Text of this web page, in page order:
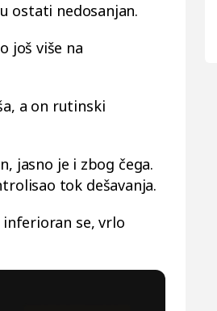
ostati nedosanjan.
još više na
a on rutinski
jasno je i zbog čega.
tok dešavanja.
se, vrlo